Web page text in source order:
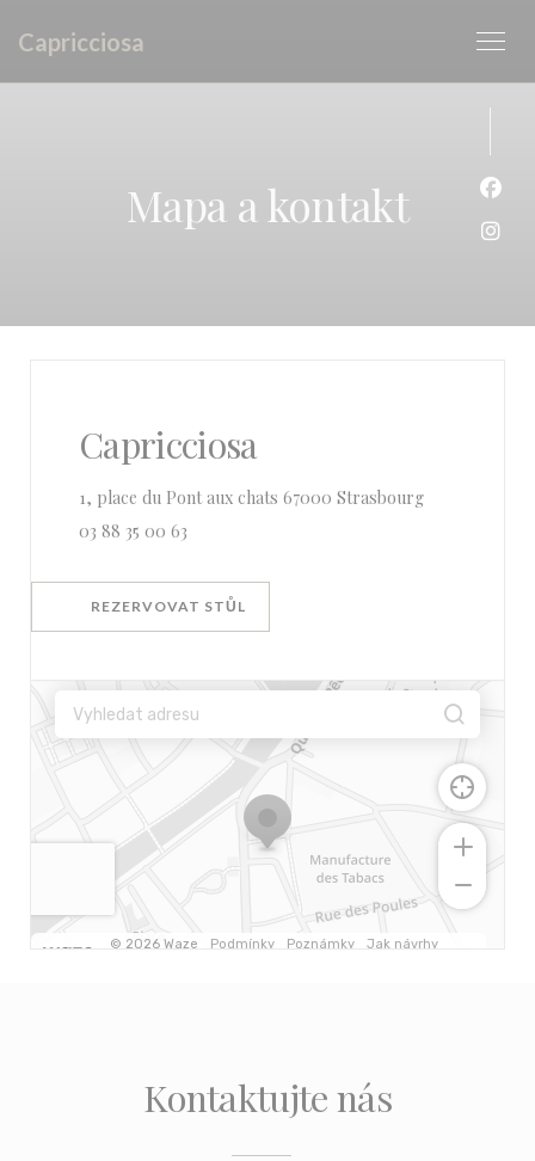
Capricciosa
Mapa a kontakt
Capricciosa
1, place du Pont aux chats 67000 Strasbourg((otevře se v
03 88 35 00 63
REZERVOVAT STŮL
Kontaktujte nás